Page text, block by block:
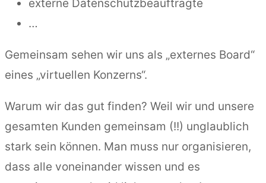
externe Datenschutzbeauftragte
…
Gemeinsam sehen wir uns als „externes Board“
eines „virtuellen Konzerns“.
Warum wir das gut finden? Weil wir und unsere
gesamten Kunden gemeinsam (!!) unglaublich
stark sein können. Man muss nur organisieren,
dass alle voneinander wissen und es